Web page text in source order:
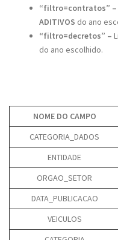
“filtro=contratos” –
ADITIVOS do ano
“filtro=decretos” –
do ano escolhido.
NOME DO CAMPO
CATEGORIA_DADOS
ENTIDADE
ORGAO_SETOR
DATA_PUBLICACAO
VEICULOS